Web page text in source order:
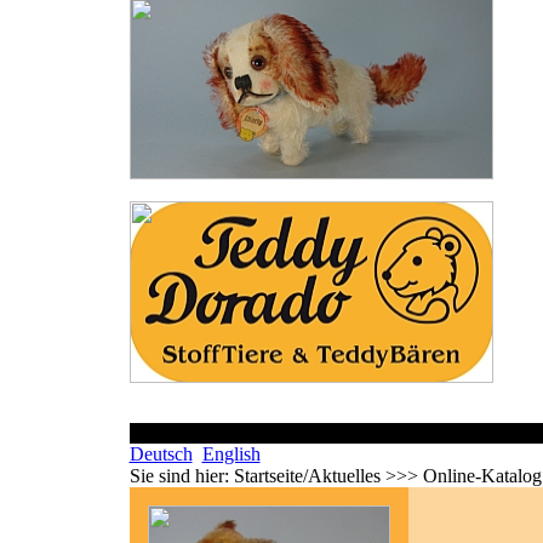
Deutsch English
Sie sind hier: Startseite/Aktuelles >>> Online-